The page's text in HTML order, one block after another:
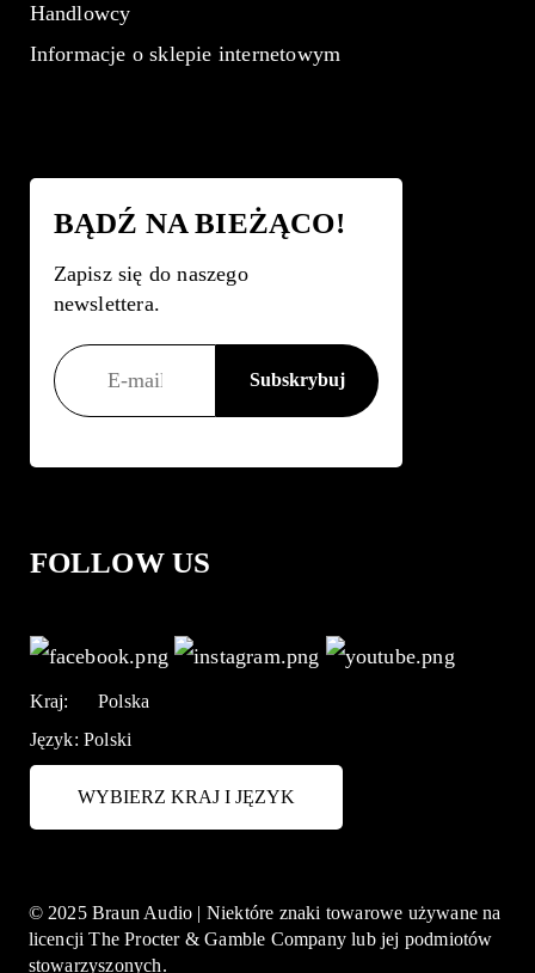
Handlowcy
Informacje o sklepie internetowym
BĄDŹ NA BIEŻĄCO!
Zapisz się do naszego
newslettera.
FOLLOW US
Kraj:
Polska
Język:Polski
WYBIERZ KRAJ I JĘZYK
© 2025 Braun Audio | Niektóre znaki towarowe używane na
licencji The Procter & Gamble Company lub jej podmiotów
stowarzyszonych.